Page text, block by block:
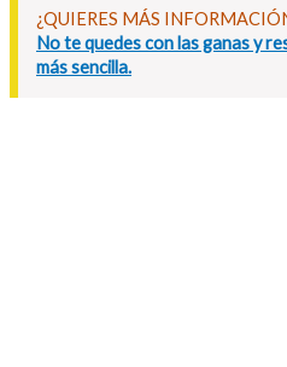
¿QUIERES MÁS
No te quedes con las ganas y
más sencilla.